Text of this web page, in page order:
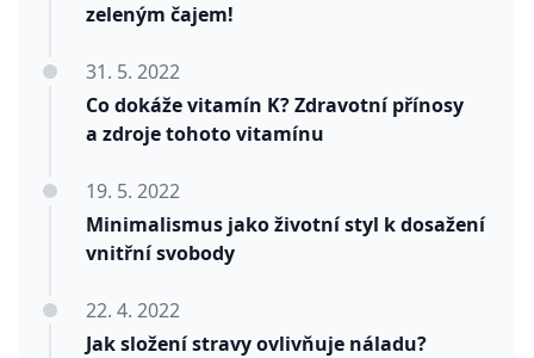
zeleným čajem!
Co dokáže vitamín K? Zdravotní přínosy
a zdroje tohoto vitamínu
31. 5. 2022
Minimalismus jako životní styl k dosažení
vnitřní svobody
19. 5. 2022
Jak složení stravy ovlivňuje náladu?
22. 4. 2022